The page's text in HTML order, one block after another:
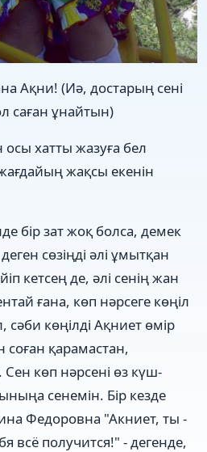
Ақни! (Иə, достарың сені
саған ұнайтын)
осы хатты жазуға бел
жақсы екенін
бір зат жоқ болса, демек
сөзіңді əлі ұмытқан
кетсең де, əлі сенің жан
ғана, көп нəрсеге көңіл
сəби көңілді Ақниет өмір
соған қарамастан,
көп нəрсені өз күш-
сенемін. Бір кезде
Федоровна "Акниет, ты -
всё получится!" - дегенде,